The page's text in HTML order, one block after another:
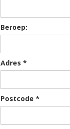
Beroep:
Adres *
Postcode *